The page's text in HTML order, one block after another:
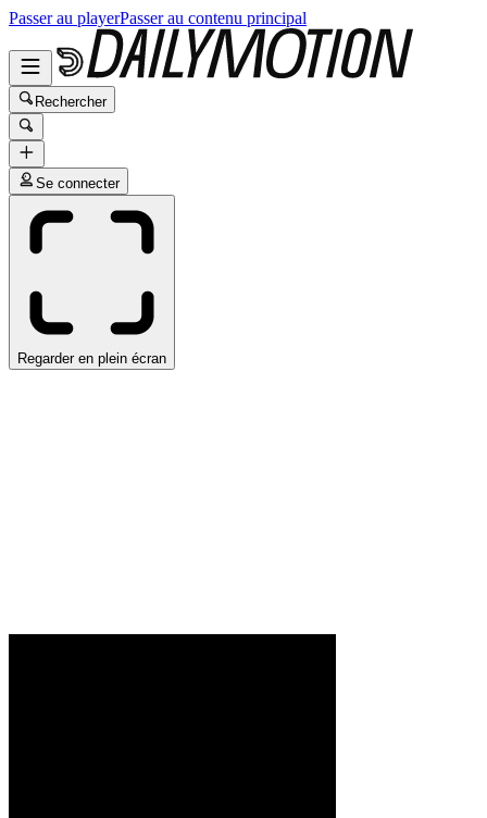
Passer au playerPasser au contenu principal
Rechercher
Se connecter
Regarder en plein écran